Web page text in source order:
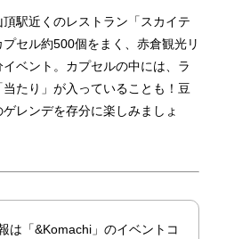
駅近くのレストラン「スカイテ
セル約500個をまく、赤倉観光リ
ベント。カプセルの中には、ラ
たり」が入っていることも！豆
レンデを存分に楽しみましょ
は「&Komachi」のイベントコ